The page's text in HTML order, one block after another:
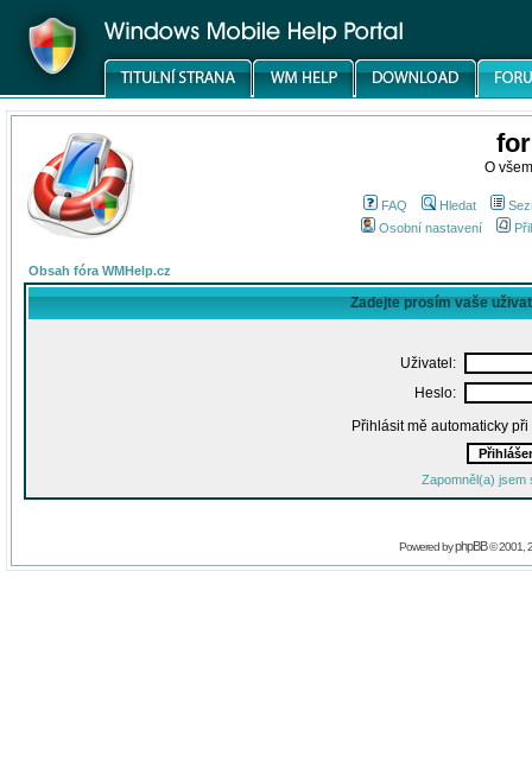
O
FAQ Hledat
Osobní nastavení
Obsah fóra WMHelp.cz
Zadejte prosím vaše
Uživatel:
Heslo:
Přihlásit mě automaticky
Zapomněl(a) jsem
Powered byphpBB© 2001,